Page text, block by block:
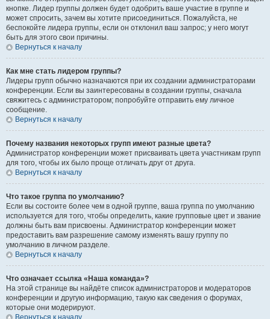
кнопке. Лидер группы должен будет одобрить ваше участие в группе и
может спросить, зачем вы хотите присоединиться. Пожалуйста, не
беспокойте лидера группы, если он отклонил ваш запрос; у него могут
быть для этого свои причины.
Вернуться к началу
Как мне стать лидером группы?
Лидеры групп обычно назначаются при их создании администраторами
конференции. Если вы заинтересованы в создании группы, сначала
свяжитесь с администратором; попробуйте отправить ему личное
сообщение.
Вернуться к началу
Почему названия некоторых групп имеют разные цвета?
Администратор конференции может присваивать цвета участникам групп
для того, чтобы их было проще отличать друг от друга.
Вернуться к началу
Что такое группа по умолчанию?
Если вы состоите более чем в одной группе, ваша группа по умолчанию
используется для того, чтобы определить, какие групповые цвет и звание
должны быть вам присвоены. Администратор конференции может
предоставить вам разрешение самому изменять вашу группу по
умолчанию в личном разделе.
Вернуться к началу
Что означает ссылка «Наша команда»?
На этой странице вы найдёте список администраторов и модераторов
конференции и другую информацию, такую как сведения о форумах,
которые они модерируют.